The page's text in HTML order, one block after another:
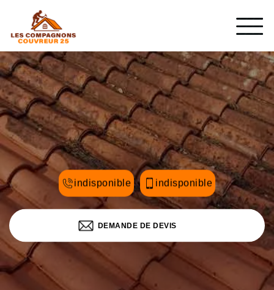
indisponible indisponible
DEMANDE DE DEVIS